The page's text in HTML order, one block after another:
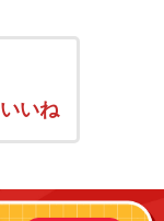
いいね